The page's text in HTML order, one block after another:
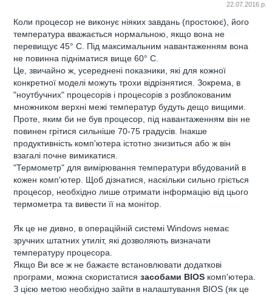
22.07.2016 р.
Коли процесор не виконує ніяких завдань (простоює), його
температура вважається нормальною, якщо вона не
перевищує 45° C. Під максимальним навантаженням вона
не повинна підніматися вище 60° C.
Це, звичайно ж, усереднені показники, які для кожної
конкретної моделі можуть трохи відрізнятися. Зокрема, в
"ноутбучних" процесорів і процесорів з розблокованим
множником верхні межі температур будуть дещо вищими.
Проте, яким би не був процесор, під навантаженням він не
повинен грітися сильніше 70-75 градусів. Інакше
продуктивність комп'ютера істотно знизиться або ж він
взагалі почне вимикатися.
"Термометр" для вимірювання температури вбудований в
кожен комп'ютер. Щоб дізнатися, наскільки сильно гріється
процесор, необхідно лише отримати інформацію від цього
термометра та вивести її на монітор.
Як це не дивно, в операційній системі Windows немає
зручних штатних утиліт, які дозволяють визначати
температуру процесора.
Якщо Ви все ж не бажаєте встановлювати додаткові
програми, можна скористатисязасобами BIOS комп'ютера.
З цією метою необхідно зайти в налаштування BIOS (як це